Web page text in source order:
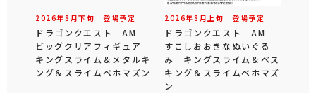
2026年8 月下旬 登場予定
ドラゴンクエスト AM
ビッグクリアフィギュア
キングスライム＆メタルキ
ング＆スライムベホマズン
2026年8 月 上旬 登場予定
ドラゴンクエスト AM
すこしおおきなぬいぐる
み キングスライム＆ベス
キング＆スライムベホマズ
ン